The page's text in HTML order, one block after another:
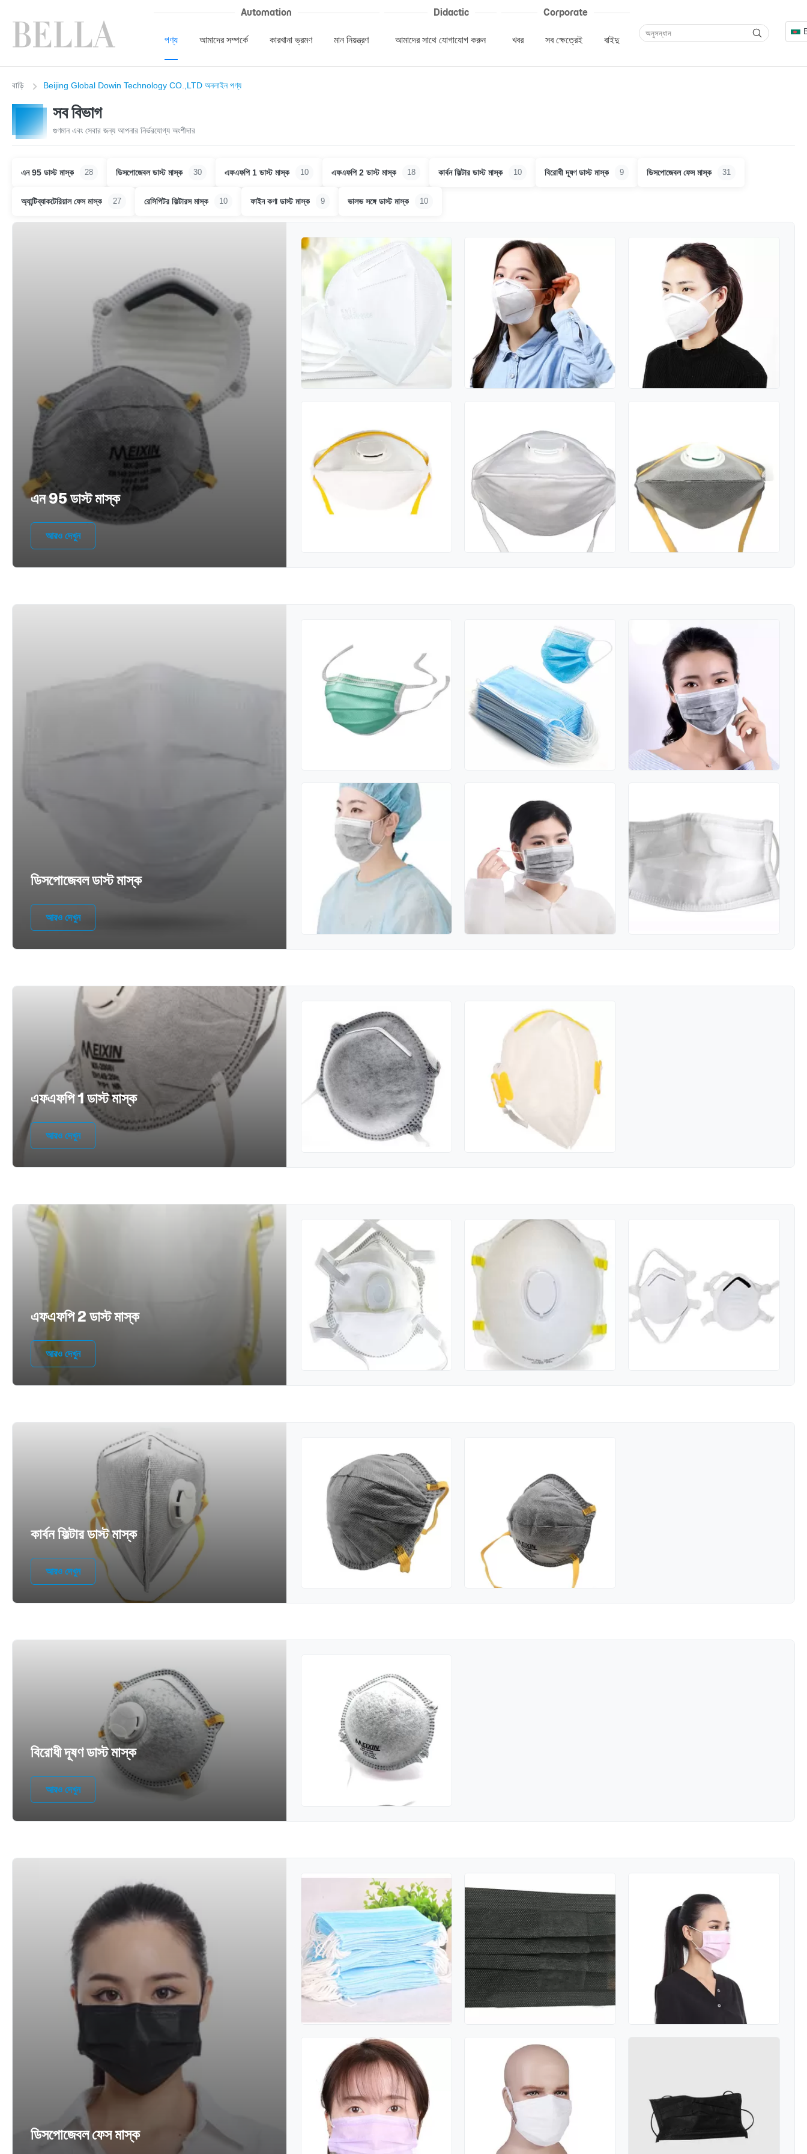
Automation
পণ্য আমাদের সম্পর্কে কারখানা ভ্রমণ মান নিয়ন্ত্রণ
Didactic
আমাদের সাথে যোগাযোগ করুন
Corporate
খবর সব ক্ষেত্রেই বাইদু
বাড়ি Beijing Global Dowin Technology CO.,LTD অনলাইন পণ্য
সব বিভাগ
গুণমান এবং সেবার জন্য আপনার নির্ভরযোগ্য অংশীদার
এন 95 ডাস্ট মাস্ক 28 ডিসপোজেবল ডাস্ট মাস্ক 30 এফএফপি 1 ডাস্ট মাস্ক 10 এফএফপি 2 ডাস্ট মাস্ক 18 কার্বন ফিল্টার ডাস্ট মাস্ক 10 বিরোধী দূষণ ডাস্ট মাস্ক 9 ডিসপোজেবল ফেস মাস্ক 31
অ্যান্টিব্যাকটেরিয়াল ফেস মাস্ক 27 রেসিপিটর ফিল্টারস মাস্ক 10 ফাইন কণা ডাস্ট মাস্ক 9 ভালভ সঙ্গে ডাস্ট মাস্ক 10
এন 95 ডাস্ট মাস্ক
আরও দেখুন
ডিসপোজেবল ডাস্ট মাস্ক
আরও দেখুন
এফএফপি 1 ডাস্ট মাস্ক
আরও দেখুন
এফএফপি 2 ডাস্ট মাস্ক
আরও দেখুন
কার্বন ফিল্টার ডাস্ট মাস্ক
আরও দেখুন
বিরোধী দূষণ ডাস্ট মাস্ক
আরও দেখুন
ডিসপোজেবল ফেস মাস্ক